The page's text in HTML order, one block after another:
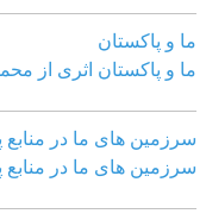
ما و پاکستان
ما و پاکستان اثری از
سرزمین های ما در منابع
سرزمین های ما در